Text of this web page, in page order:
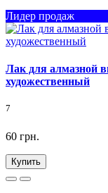
Лидер продаж
Лак для алмазной
художественный
7
60 грн.
Купить